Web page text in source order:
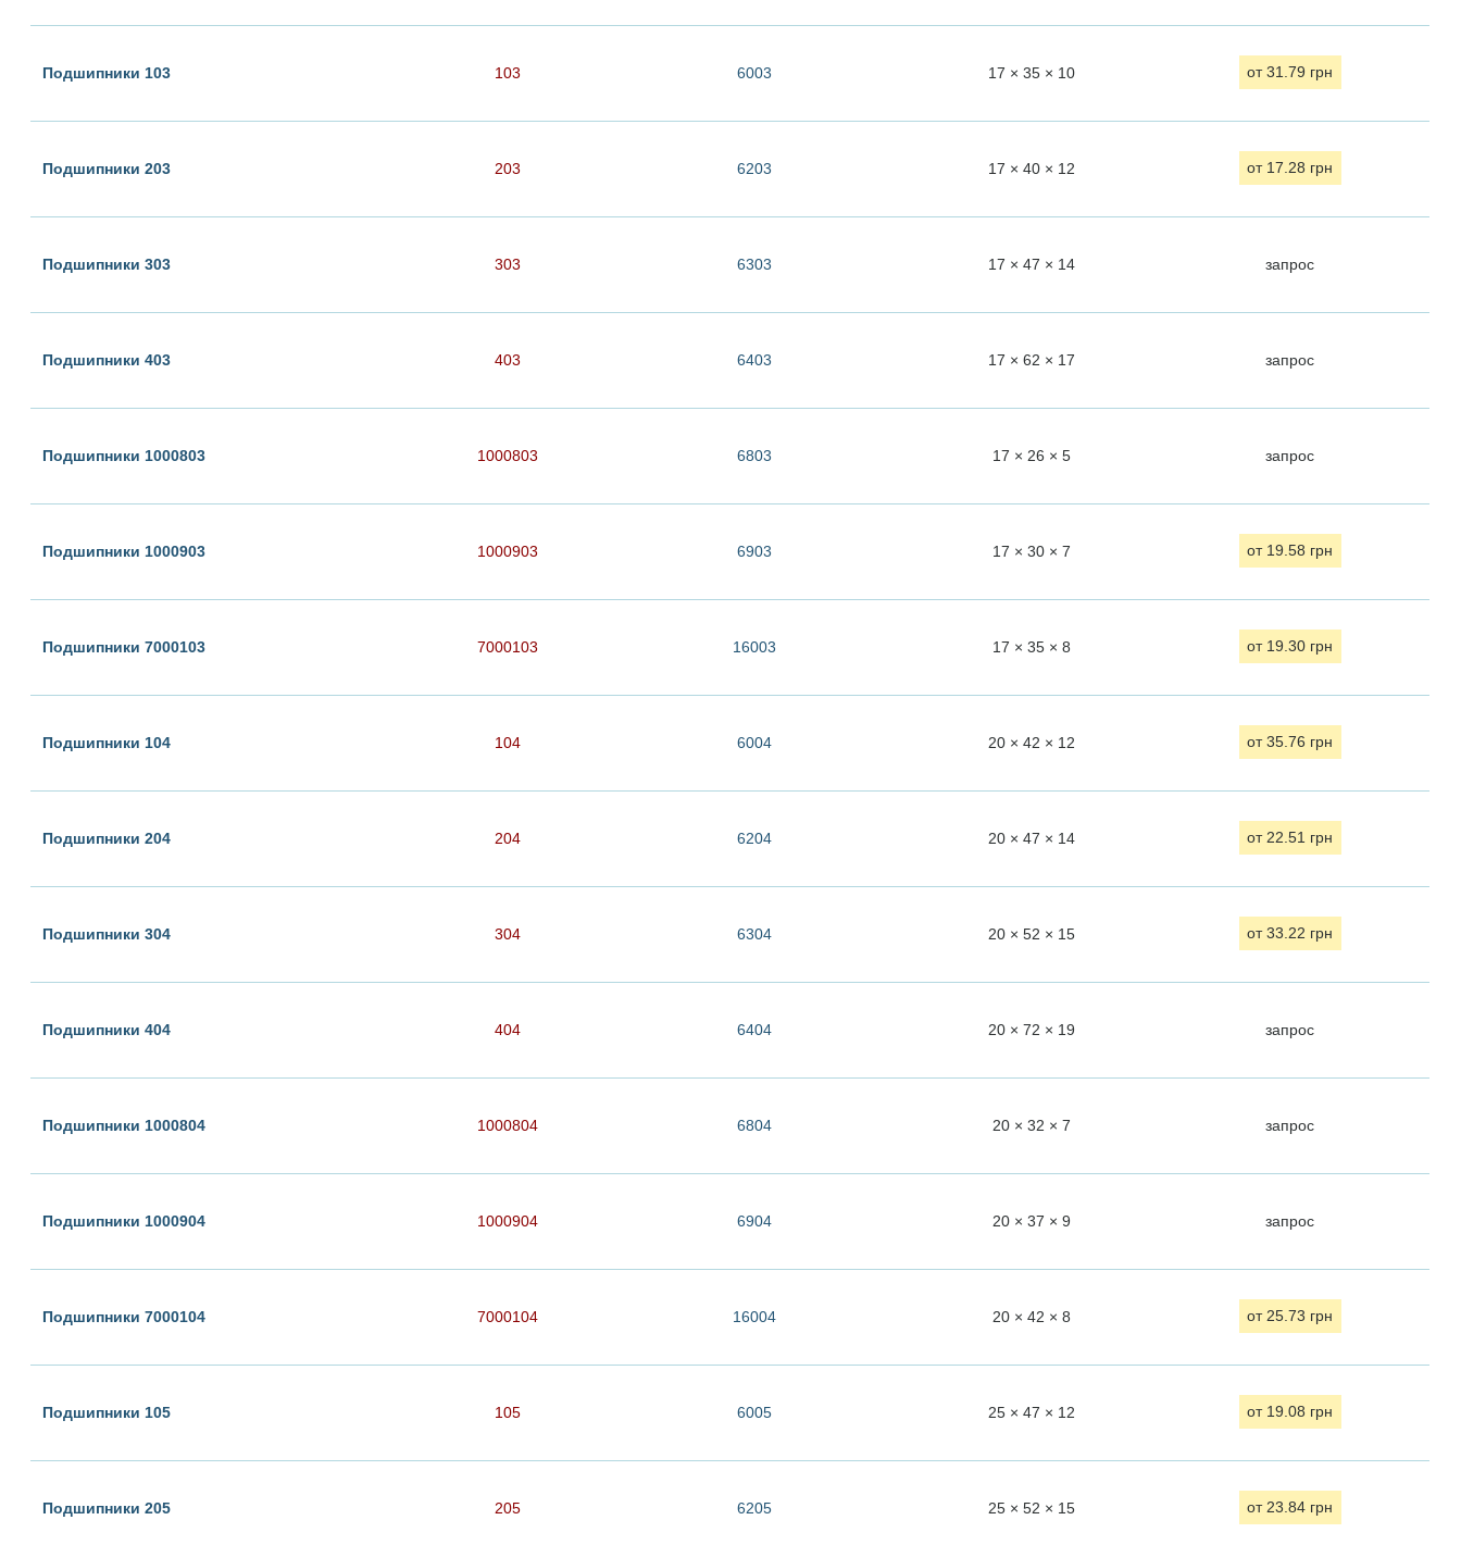
Подшипники 103 103 6003 17 × 35 × 10 от 31.79 грн
Подшипники 203 203 6203 17 × 40 × 12 от 17.28 грн
Подшипники 303 303 6303 17 × 47 × 14 запрос
Подшипники 403 403 6403 17 × 62 × 17 запрос
Подшипники 1000803 1000803 6803 17 × 26 × 5 запрос
Подшипники 1000903 1000903 6903 17 × 30 × 7 от 19.58 грн
Подшипники 7000103 7000103 16003 17 × 35 × 8 от 19.30 грн
Подшипники 104 104 6004 20 × 42 × 12 от 35.76 грн
Подшипники 204 204 6204 20 × 47 × 14 от 22.51 грн
Подшипники 304 304 6304 20 × 52 × 15 от 33.22 грн
Подшипники 404 404 6404 20 × 72 × 19 запрос
Подшипники 1000804 1000804 6804 20 × 32 × 7 запрос
Подшипники 1000904 1000904 6904 20 × 37 × 9 запрос
Подшипники 7000104 7000104 16004 20 × 42 × 8 от 25.73 грн
Подшипники 105 105 6005 25 × 47 × 12 от 19.08 грн
Подшипники 205 205 6205 25 × 52 × 15 от 23.84 грн